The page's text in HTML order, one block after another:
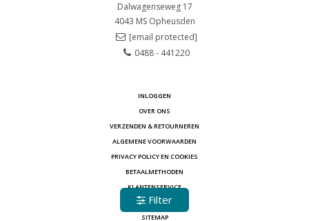
Filter
Dalwagenseweg 17
4043 MS Opheusden
[email protected]
0488 - 441220
INLOGGEN
OVER ONS
VERZENDEN & RETOURNEREN
ALGEMENE VOORWAARDEN
PRIVACY POLICY EN COOKIES
BETAALMETHODEN
KLANTENSERVICE
CONTACT
SITEMAP